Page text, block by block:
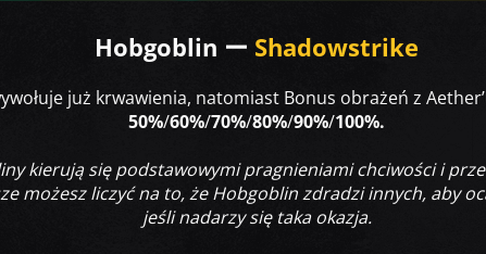
Hobgoblin ー Shadowstrike
już krwawienia, natomiast Bonus obrażeń z
50%/60%/70%/80%/90%/100%.
kierują się podstawowymi pragnieniami chciwości i
możesz liczyć na to, że Hobgoblin zdradzi innych, aby
jeśli nadarzy się taka okazja.